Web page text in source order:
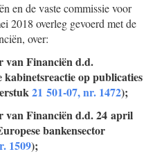
en de vaste commissie voor
2018 overleg gevoerd met de
over:
van Financiën d.d.
kabinetsreactie op publicaties
21 501-07, nr. 1472);
van Financiën d.d. 24 april
bankensector
1509);